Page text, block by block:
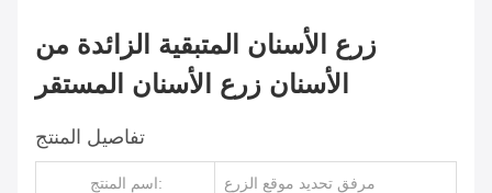
زرع الأسنان المتبقية الزائدة من
الأسنان زرع الأسنان المستقر
تفاصيل المنتج
اسم المنتج: مرفق تحديد موقع الزرع